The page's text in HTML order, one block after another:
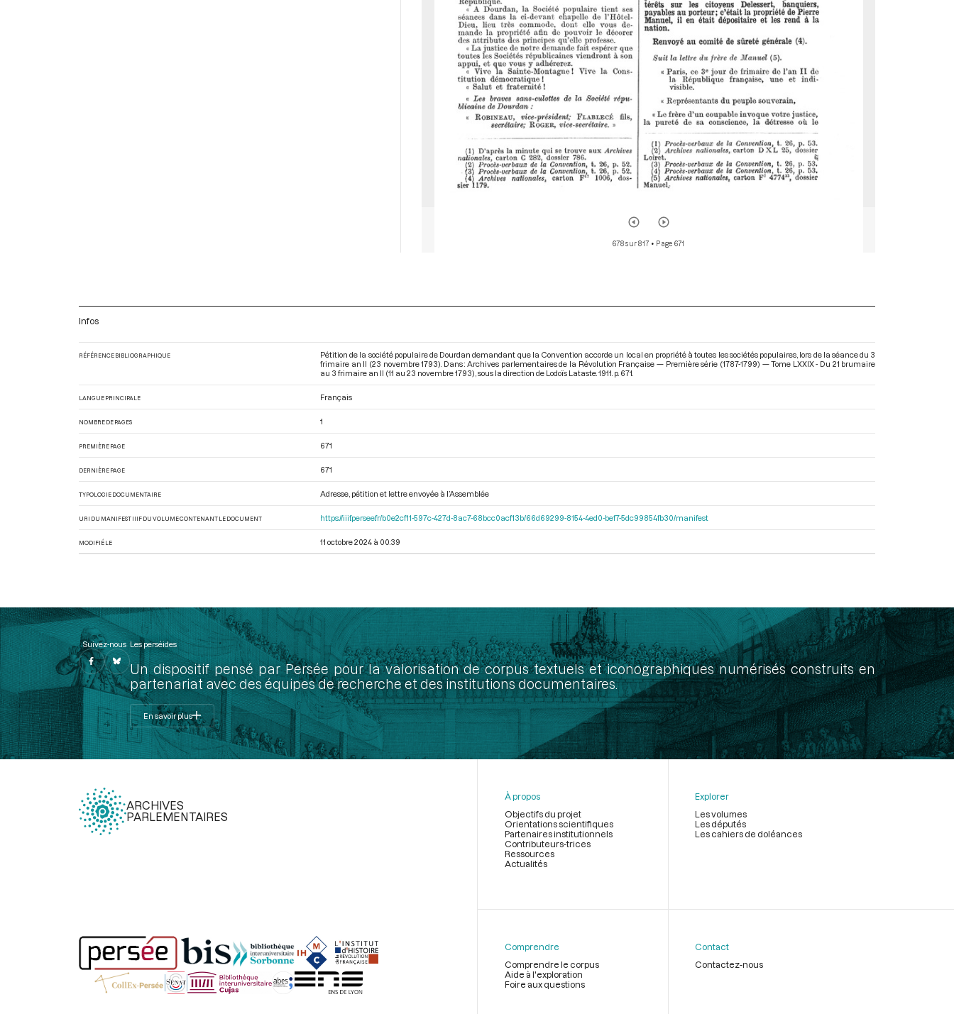
678 sur 817 • Page 671
Infos
RÉFÉRENCE BIBLIOGRAPHIQUE
Pétition de la société populaire de Dourdan demandant que la Convention accorde un local en propriété à toutes les sociétés populaires, lors de la séance du 3
frimaire an II (23 novembre 1793). Dans : Archives parlementaires de la Révolution Française — Première série (1787-1799) — Tome LXXIX - Du 21 brumaire
au 3 frimaire an II (11 au 23 novembre 1793) , sous la direction de Lodoïs Lataste. 1911. p. 671.
LANGUE PRINCIPALE Français
NOMBRE DE PAGES 1
PREMIÈRE PAGE 671
DERNIÈRE PAGE 671
TYPOLOGIE DOCUMENTAIRE Adresse, pétition et lettre envoyée à l’Assemblée
URI DU MANIFEST IIIF DU VOLUME CONTENANT LE DOCUMENT https://iiif.persee.fr/b0e2cf11-597c-427d-8ac7-68bcc0acf13b/66d69299-8154-4ed0-bef7-5dc99854fb30/manifest
MODIFIÉ LE 11 octobre 2024 à 00:39
Suivez-nous Les perséides
Un dispositif pensé par Persée pour la valorisation de corpus textuels et iconographiques numérisés construits en
partenariat avec des équipes de recherche et des institutions documentaires.
En savoir plus
ARCHIVES
PARLEMENTAIRES
page
À propos
Objectifs du projet
Orientations scientifiques
Partenaires institutionnels
Contributeurs-trices
Ressources
Actualités
Explorer
Les volumes
Les députés
Les cahiers de doléances
Comprendre
Comprendre le corpus
Aide à l'exploration
Foire aux questions
Contact
Contactez-nous